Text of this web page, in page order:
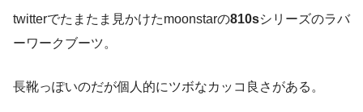
twitterでたまたま見かけたmoonstarの810sシリーズのラバ
ーワークブーツ。
長靴っぽいのだが個人的にツボなカッコ良さがある。